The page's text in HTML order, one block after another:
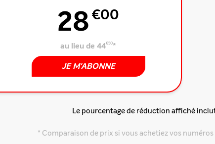
28€00
au lieu de 44€50*
JE M'ABONNE
Le pourcentage de réduction affiché
* Comparaison de prix si vous achetiez vos